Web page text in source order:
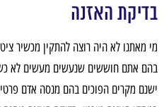
בדיקת האזנה
מי מאתנו לא היה רוצה להתקין מכשיר
בהם אתם חוששים שנעשים מעשים לא
ישנם מקרים הפוכים בהם מנסה אדם